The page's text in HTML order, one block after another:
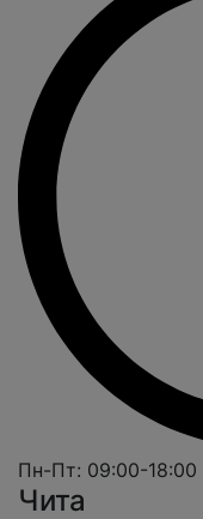
Пн-Пт: 09:00-18:00
Чита